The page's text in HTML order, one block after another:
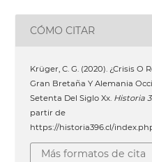
CÓMO CITAR
Krüger, C. G. (2020). ¿Crisis
Gran Bretaña Y Alemania
Setenta Del Siglo Xx. Historia
partir de
https://historia396.cl/
Más formatos de cita